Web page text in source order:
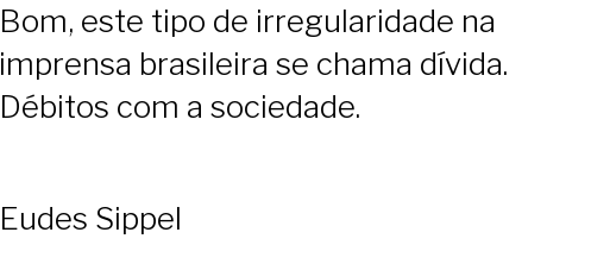
Bom, este tipo de irregularidade na
imprensa brasileira se chama dívida.
Débitos com a sociedade.
Eudes Sippel